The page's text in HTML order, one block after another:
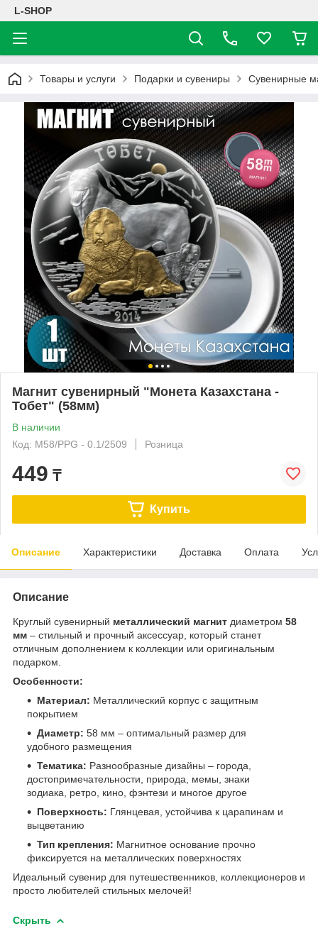
L-SHOP
Товары и услуги Подарки и сувениры Сувенирные
Магнит сувенирный "Монета Казахстана -
Тобет" (58мм)
В наличии
Код: M58/PPG - 0.1/2509
Розница
449 ₸
Купить
Описание Характеристики Доставка Оплата
Описание
Круглый сувенирный металлический магнит диаметром 58
мм – стильный и прочный аксессуар, который станет
отличным дополнением к коллекции или оригинальным
подарком.
Особенности:
Материал: Металлический корпус с защитным
покрытием
Диаметр: 58 мм – оптимальный размер для
удобного размещения
Тематика: Разнообразные дизайны – города,
достопримечательности, природа, мемы, знаки
зодиака, ретро, кино, фэнтези и многое другое
Поверхность: Глянцевая, устойчива к царапинам и
выцветанию
Тип крепления: Магнитное основание прочно
фиксируется на металлических поверхностях
Идеальный сувенир для путешественников, коллекционеров и
просто любителей стильных мелочей!
Скрыть